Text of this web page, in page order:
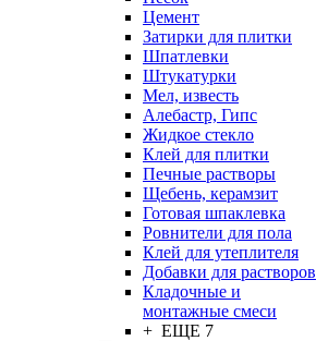
Цемент
Затирки для плитки
Шпатлевки
Штукатурки
Мел, известь
Алебастр, Гипс
Жидкое стекло
Клей для плитки
Печные растворы
Щебень, керамзит
Готовая шпаклевка
Ровнители для пола
Клей для утеплителя
Добавки для растворов
Кладочные и
монтажные смеси
+ ЕЩЕ 7